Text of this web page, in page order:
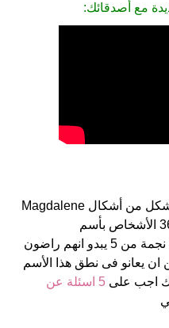
مع أصدقائك:
Magdalena هو اسم فتاة. الأسم شكل من أشكال Magdalene
و ينشأ من العبرية. على موقعنا 364 الأشخاص بأسم
Magdalena (قدر اسمائهم ب 4.5 نجمة من 5 يبدو انهم راضون
ان يعانو فى نطق هذا الأسم
5 اسئلة عن